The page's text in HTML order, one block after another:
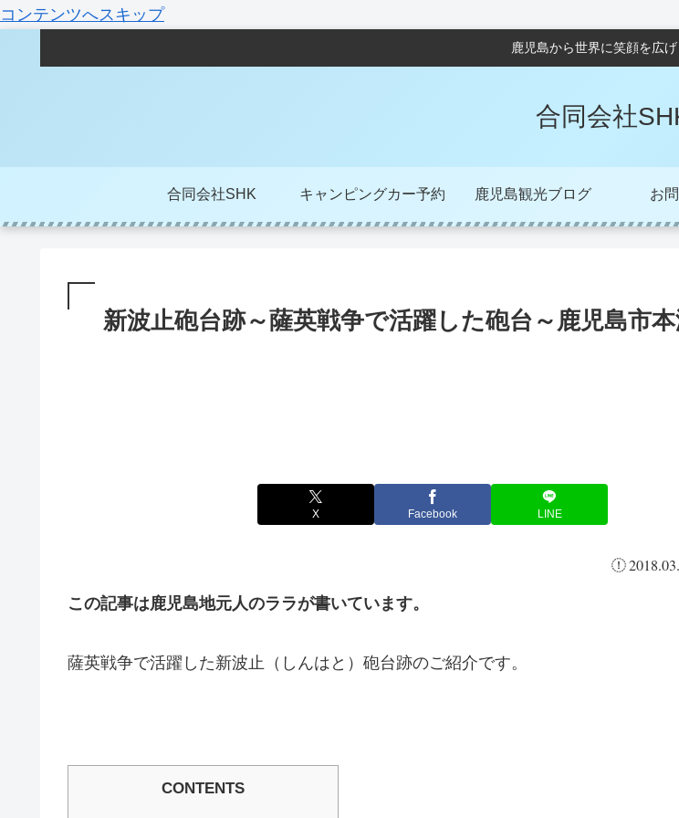
コンテンツへスキップ
鹿児島から世界に笑顔を広げ
合同会社
合同会社SHK キャンピングカー予約 鹿児島観光ブログ お
新波止砲台跡～薩英戦争で活躍した砲台～鹿児島市
X Facebook LINE
この記事は鹿児島地元人のララが書いています。
薩英戦争で活躍した新波止（しんはと）砲台跡のご紹介です。
CONTENTS